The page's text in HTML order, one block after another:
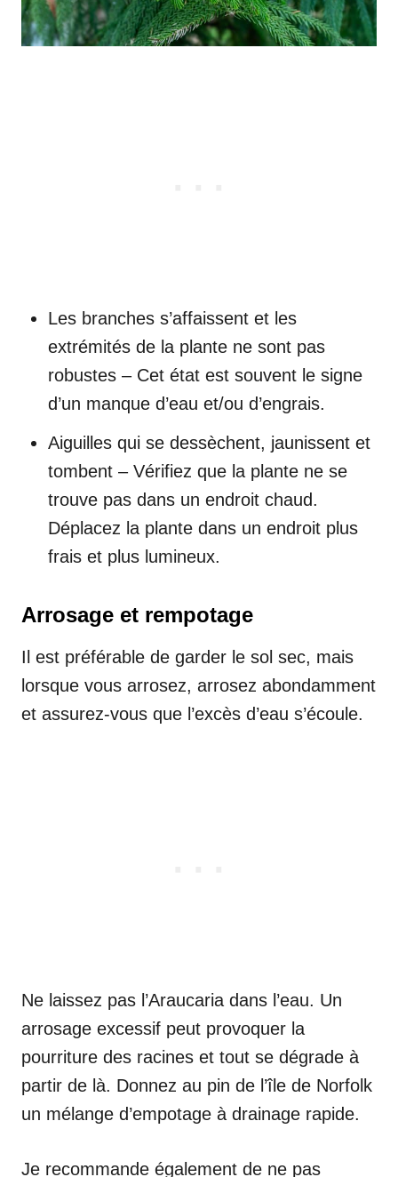
Les branches s’affaissent et les
extrémités de la plante ne sont pas
robustes – Cet état est souvent le signe
d’un manque d’eau et/ou d’engrais.
Aiguilles qui se dessèchent, jaunissent et
tombent – Vérifiez que la plante ne se
trouve pas dans un endroit chaud.
Déplacez la plante dans un endroit plus
frais et plus lumineux.
Arrosage et rempotage
Il est préférable de garder le sol sec, mais
lorsque vous arrosez, arrosez abondamment
et assurez-vous que l’excès d’eau s’écoule.
Ne laissez pas l’Araucaria dans l’eau. Un
arrosage excessif peut provoquer la
pourriture des racines et tout se dégrade à
partir de là. Donnez au pin de l’île de Norfolk
un mélange d’empotage à drainage rapide.
Je recommande également de ne pas